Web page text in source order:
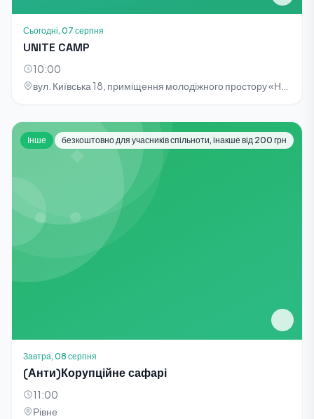
Сьогодні, 07 серпня
UNITE CAMP
10:00
Інше безкоштовно для учасників спільноти, інакше від 200 грн
Завтра, 08 серпня
(Анти)Корупційне сафарі
11:00
Рівне